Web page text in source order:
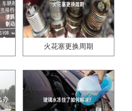
火花塞更换周期